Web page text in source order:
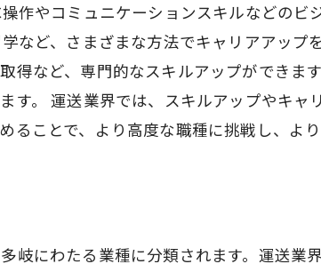
作やコミュニケーションスキルなどの
など、さまざまな方法でキャリアアッ
得など、専門的なスキルアップができま
す。 運送業界では、スキルアップやキ
ことで、より高度な職種に挑戦し、よ
岐にわたる業種に分類されます。運送業